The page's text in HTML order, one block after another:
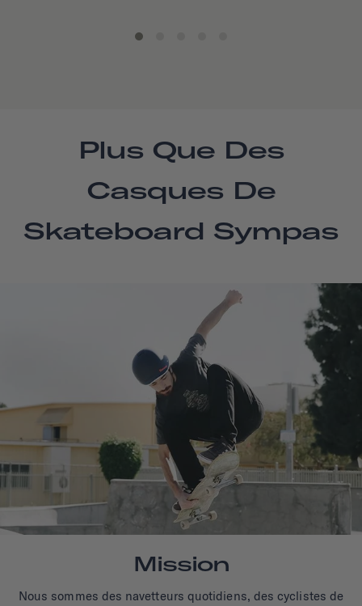
Plus Que Des
Casques De
Skateboard Sympas
Mission
Nous sommes des navetteurs quotidiens, des cyclistes de